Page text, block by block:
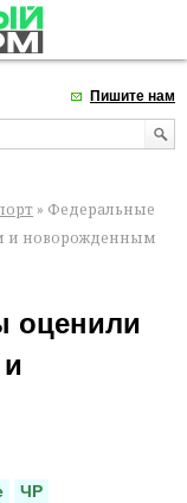
Пишите нам
» Федеральные
и новорожденным
оценили
ЧР